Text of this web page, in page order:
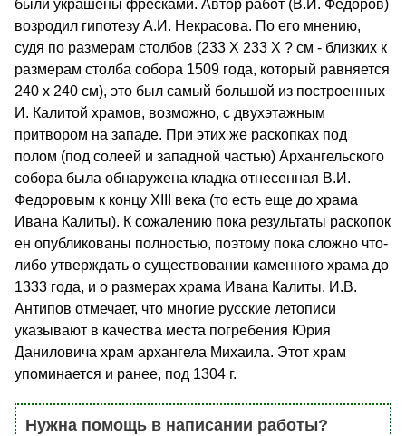
были украшены фресками. Автор работ (В.И. Федоров)
возродил гипотезу А.И. Некрасова. По его мнению,
судя по размерам столбов (233 X 233 X ? см - близких к
размерам столба собора 1509 года, который равняется
240 x 240 см), это был самый большой из построенных
И. Калитой храмов, возможно, с двухэтажным
притвором на западе. При этих же раскопках под
полом (под солеей и западной частью) Архангельского
собора была обнаружена кладка отнесенная В.И.
Федоровым к концу XIII века (то есть еще до храма
Ивана Калиты). К сожалению пока результаты раскопок
ен опубликованы полностью, поэтому пока сложно что-
либо утверждать о существовании каменного храма до
1333 года, и о размерах храма Ивана Калиты. И.В.
Антипов отмечает, что многие русские летописи
указывают в качества места погребения Юрия
Даниловича храм архангела Михаила. Этот храм
упоминается и ранее, под 1304 г.
Нужна помощь в написании работы?